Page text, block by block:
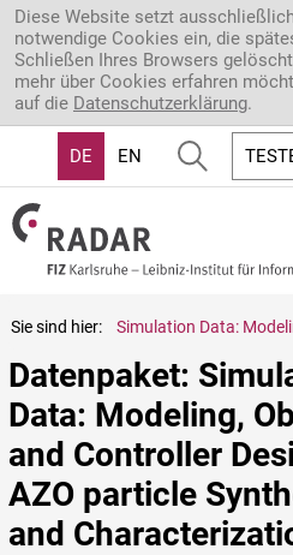
Direkt zum Inhalt
Diese Website setzt
notwendige Cookies ein, die
Schließen Ihres Browsers
mehr über Cookies erfahren
auf die Datenschutzerklärung.
DE EN
Sie sind hier:
Datenpaket:
Data: Modeling,
and Controller
AZO particle
and